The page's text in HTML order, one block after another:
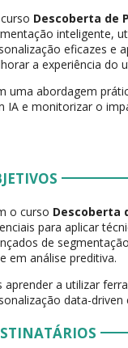
Descoberta de
inteligente,
eficazes e
a experiência do
uma abordagem
IA e monitorizar o
o curso Descoberta
para aplicar
de
em análise preditiva.
aprender a utilizar
data-